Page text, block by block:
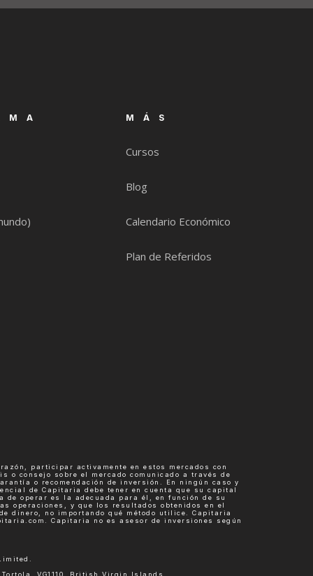
MÁS
Cursos
Blog
Calendario Económico
Plan de Referidos
participar activamente en estos mercados con
consejo sobre el mercado comunicado a través de
o recomendación de inversión. En ningún caso y
de Capitaria debe tener en cuenta que su capital
de operar es la adecuada para él, en función de su
operaciones, y que los resultados obtenidos en el
dinero, no importando qué método utilice. Capitaria
Capitaria no es asesor de inversiones según
VG1110, British Virgin Islands.